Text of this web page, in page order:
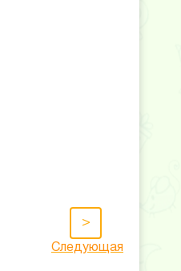
>
Следующая